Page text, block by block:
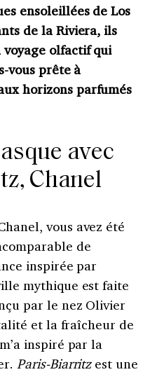
ensoleillées de Los
de la Riviera, ils
olfactif qui
vous prête à
horizons parfumés
avec
Chanel
vous avez été
de
inspirée par
mythique est faite
par le nez Olivier
et la fraîcheur de
inspiré par la
Paris-Biarritzest une